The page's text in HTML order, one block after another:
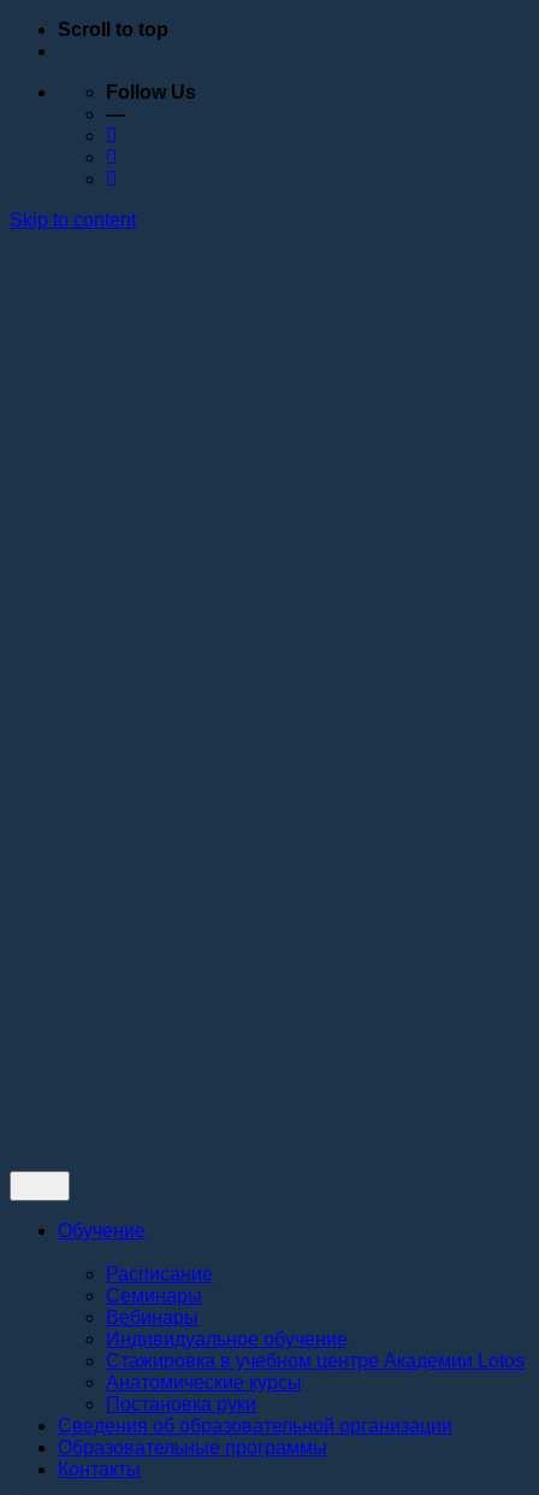
Scroll to top
Follow Us
—
Skip to content
Обучение
Расписание
Семинары
Вебинары
Индивидуальное обучение
Стажировка в учебном центре Академии Lotos
Анатомические курсы
Постановка руки
Сведения об образовательной организации
Образовательные программы
Контакты